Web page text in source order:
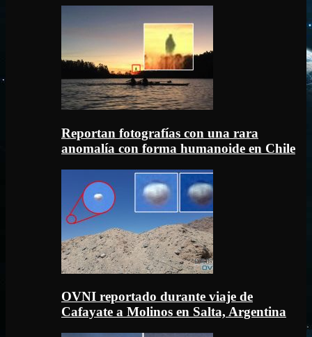
Reportan fotografías con una rara
anomalía con forma humanoide en Chile
OVNI reportado durante viaje de
Cafayate a Molinos en Salta, Argentina